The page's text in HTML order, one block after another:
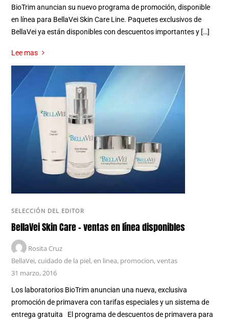
BioTrim anuncian su nuevo programa de promoción, disponible
en línea para BellaVei Skin Care Line. Paquetes exclusivos de
BellaVei ya están disponibles con descuentos importantes y […]
Lee mas
SELECCIÓN DEL EDITOR
BellaVei Skin Care – ventas en línea disponibles
Rosita Cruz
BellaVei,cuidado de la piel,en linea, promocion,ventas
31 marzo, 2016
Los laboratorios BioTrim anuncian una nueva, exclusiva
promoción de primavera con tarifas especiales y un sistema de
entrega gratuita El programa de descuentos de primavera para